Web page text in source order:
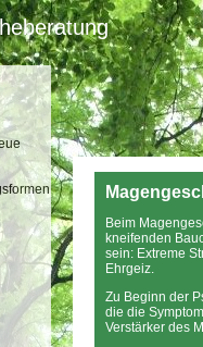
Beim
kneifenden
sein: Extreme
Ehrgeiz.
Zu Beginn der
die die
Verstärker des